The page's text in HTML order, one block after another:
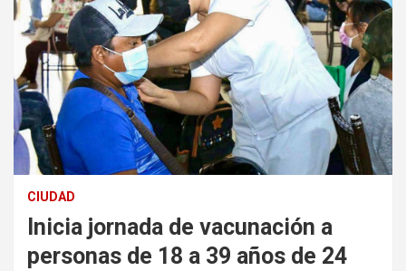
CIUDAD
Inicia jornada de vacunación a
personas de 18 a 39 años de 24